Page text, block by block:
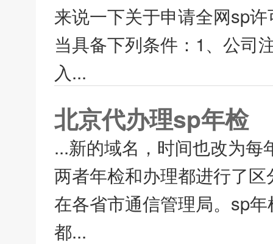
来说一下关于申请全网sp
当具备下列条件：1、公司
入...
北京代办理sp年检
...新的域名，时间也改为
两者年检和办理都进行了
在各省市通信管理局。sp
都...